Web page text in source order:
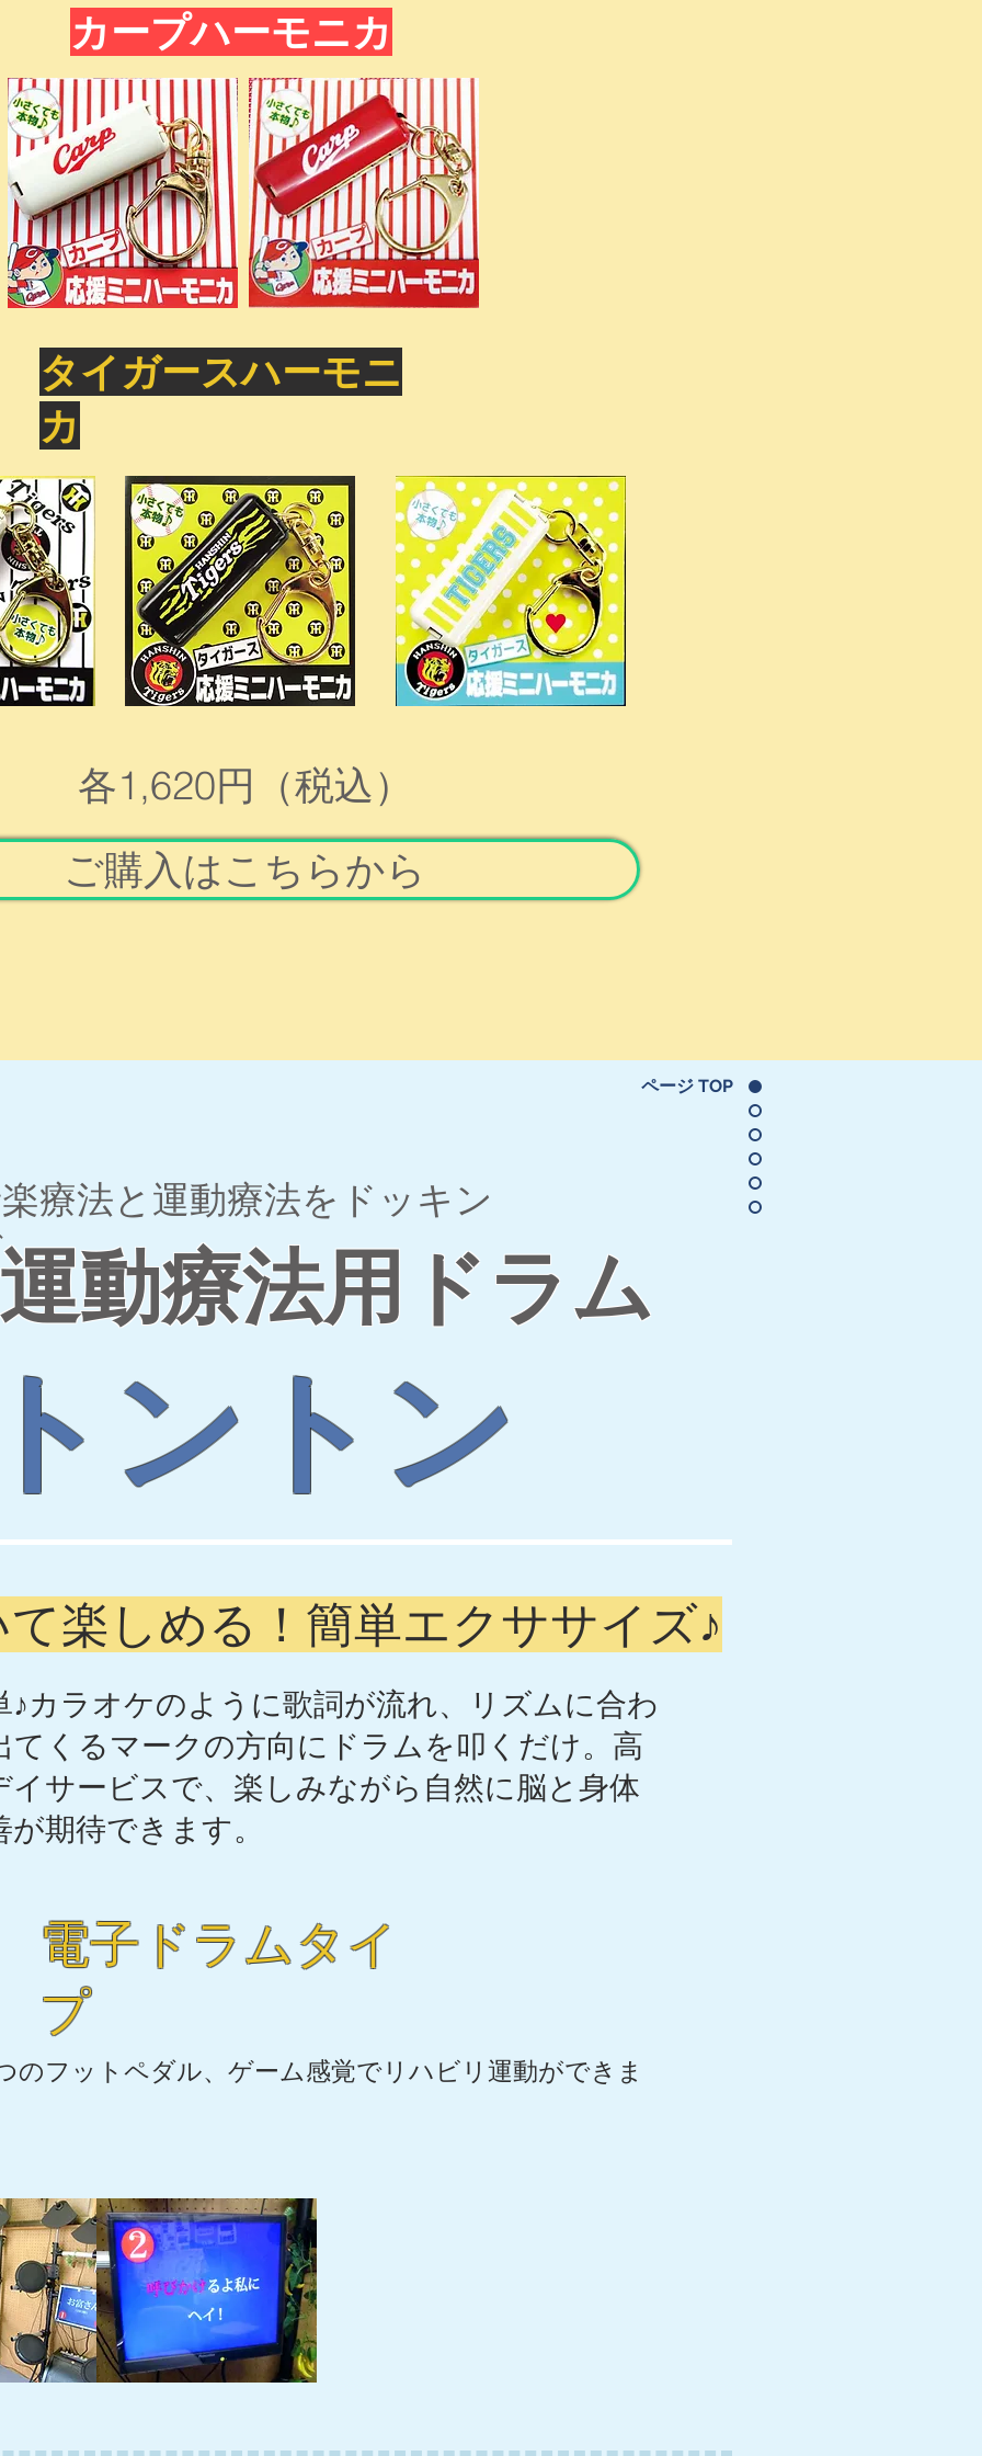
ページ TOP
ご購入はこちらから
カープハーモニカ
タイガースハーモニ
カ
各1,620円（税込）
療法と運動療法をドッキン
動療法用ドラム
ントン
楽しめる！簡単エクササイズ♪
♪カラオケのように歌詞が流れ、リズムに合わ
てくるマークの方向にドラムを叩くだけ。高
イサービスで、楽しみながら自然に脳と身体
期待できます。
電子ドラムタイ
プ
のフットペダル、ゲーム感覚でリハビリ運動ができま